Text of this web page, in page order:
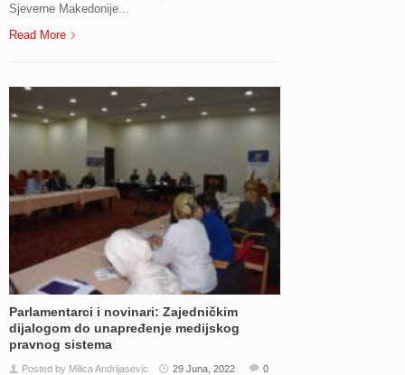
Sjeverne Makedonije...
Read More
Parlamentarci i novinari: Zajedničkim
dijalogom do unapređenje medijskog
pravnog sistema
Posted by Milica Andrijasevic 29 Juna, 2022 0